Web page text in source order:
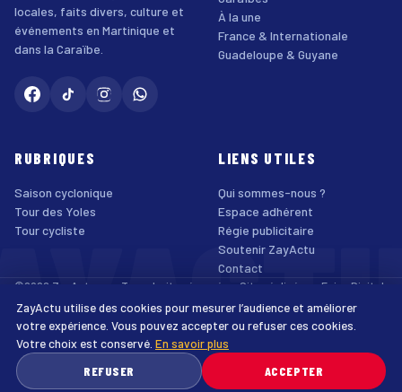
locales, faits divers, culture et
événements en Martinique et
dans la Caraïbe.
À la une
France & Internationale
Guadeloupe & Guyane
RUBRIQUES
Saison cyclonique
Tour des Yoles
Tour cycliste
LIENS UTILES
Qui sommes-nous ?
Espace adhérent
Régie publicitaire
Soutenir ZayActu
Contact
©2026 ZayActu.org. Tous droits réservés. · Site réalisé par Enjoy Digital
Agency
Mentions légales
Confidentialité Cookies Accessibilité
ZayActu utilise des cookies pour mesurer l’audience et améliorer
votre expérience. Vous pouvez accepter ou refuser ces cookies.
Votre choix est conservé. En savoir plus
REFUSER
ACCEPTER